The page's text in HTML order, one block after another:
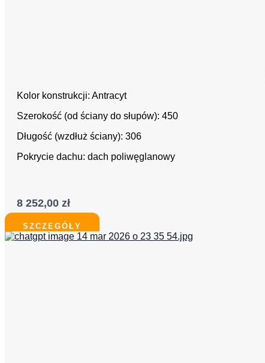
Kolor konstrukcji: Antracyt
Szerokość (od ściany do słupów): 450
Długość (wzdłuż ściany): 306
Pokrycie dachu: dach poliwęglanowy
8 252,00 zł
SZCZEGÓŁY